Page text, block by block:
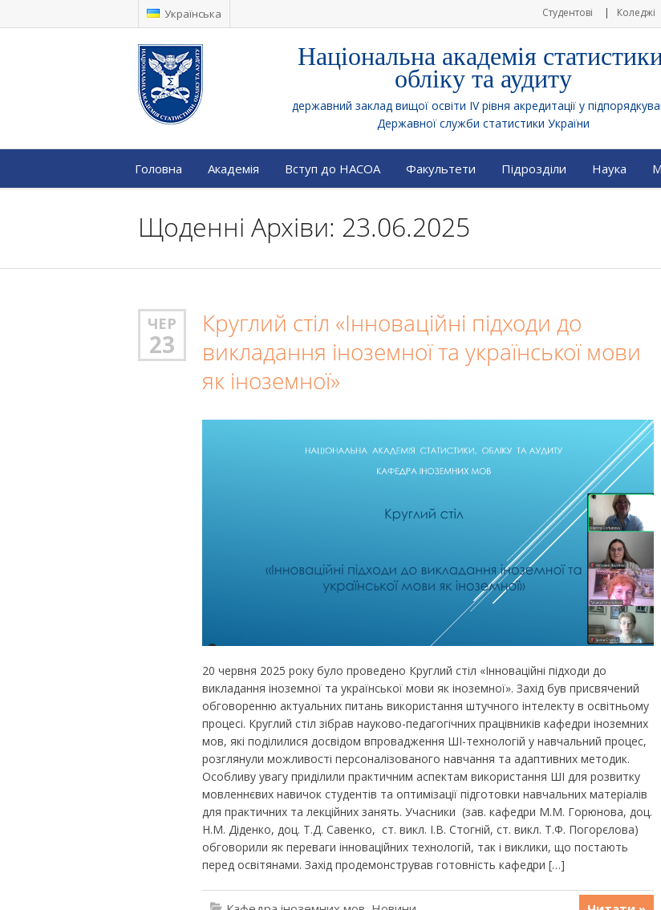
Українська Студентові Коледжі
Національна академія
обліку та аудиту
державний заклад вищої освіти IV рівня акредитації у
Державної служби статистики України
Головна Академія Вступ до НАСОА Факультети Підрозділи Наука
Щоденні Архіви: 23.06.2025
ЧЕР
23
Круглий стіл «Інноваційні підходи до
викладання іноземної та української мови
як іноземної»
20 червня 2025 року було проведено Круглий стіл «Інноваційні підходи до
викладання іноземної та української мови як іноземної». Захід був присвячений
обговоренню актуальних питань використання штучного інтелекту в освітньому
процесі. Круглий стіл зібрав науково-педагогічних працівників кафедри іноземних
мов, які поділилися досвідом впровадження ШІ-технологій у навчальний процес,
розглянули можливості персоналізованого навчання та адаптивних методик.
Особливу увагу приділили практичним аспектам використання ШІ для розвитку
мовленнєвих навичок студентів та оптимізації підготовки навчальних матеріалів
для практичних та лекційних занять. Учасники (зав. кафедри М.М. Горюнова, доц.
Н.М. Діденко, доц. Т.Д. Савенко, ст. викл. І.В. Стогній, ст. викл. Т.Ф. Погорєлова)
обговорили як переваги інноваційних технологій, так і виклики, що постають
перед освітянами. Захід продемонстрував готовність кафедри […]